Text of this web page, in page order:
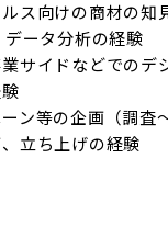
ス向けの商材の知
データ分析の経験
サイドなどでのデ
ン等の企画（調査
立ち上げの経験